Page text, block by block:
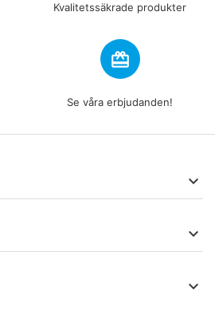
Kvalitetssäkrade produkter
redeem
Se våra erbjudanden!


